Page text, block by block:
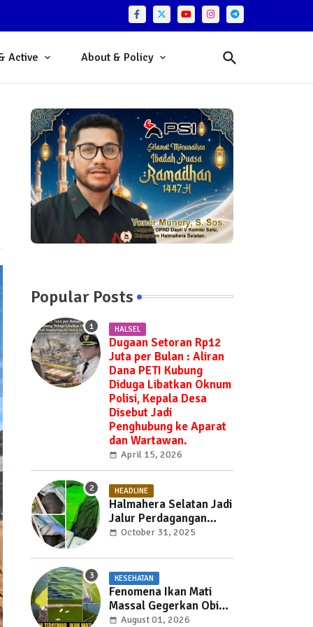
Active About & Policy
Popular Posts
HALSEL
Dugaan Setoran Rp12
Juta per Bulan : Aliran
Dana PETI Kubung
Diduga Libatkan Oknum
Polisi, Kepala Desa
Disebut Jadi
Penghubung ke Aparat
dan Wartawan.
April 15, 2026
HEADLINE
Halmahera Selatan Jadi
Jalur Perdagangan
Daging Babi —
Hendak Dibawa ke
Weda, Warga Mayoritas
Marah, Dinas Pertanian
Diminta Jangan Tutup
Mata
October 31, 2025
KESEHATAN
Fenomena Ikan Mati
Massal Gegerkan Obi
Utara, Penyebab Masih
August 01, 2026